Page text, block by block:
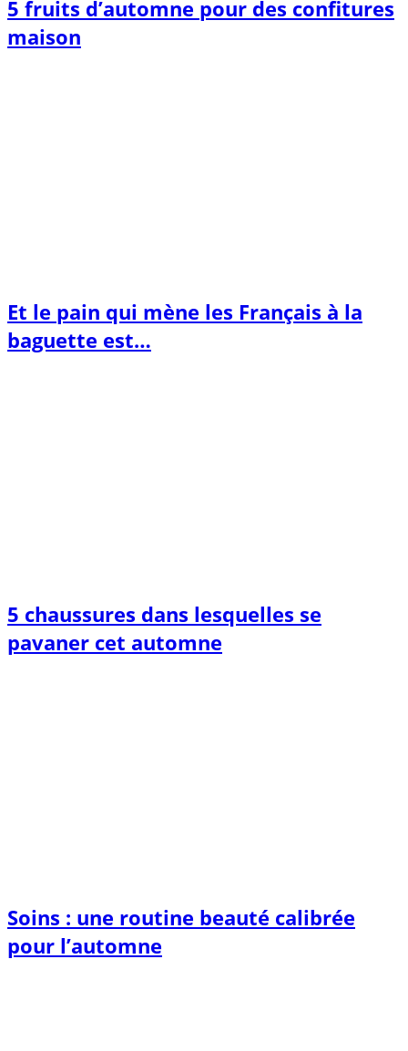
5 fruits d’automne pour des confitures
maison
Et le pain qui mène les Français à la
baguette est…
5 chaussures dans lesquelles se
pavaner cet automne
Soins : une routine beauté calibrée
pour l’automne